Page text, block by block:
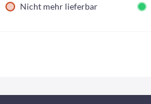
Nicht mehr lieferbar